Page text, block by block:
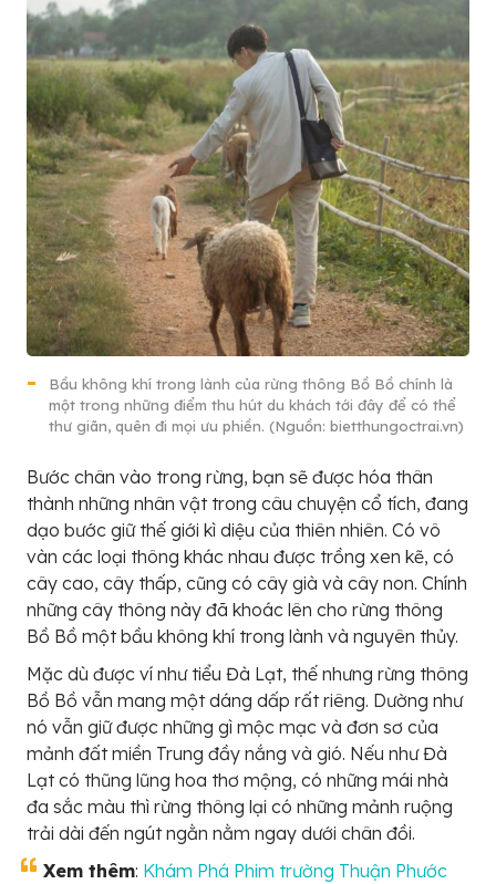
Bầu không khí trong lành của rừng thông Bồ Bồ chính là
một trong những điểm thu hút du khách tới đây để có thể
thư giãn, quên đi mọi ưu phiền. (Nguồn: bietthungoctrai.vn)
Bước chân vào trong rừng, bạn sẽ được hóa thân
thành những nhân vật trong câu chuyện cổ tích, đang
dạo bước giữ thế giới kì diệu của thiên nhiên. Có vô
vàn các loại thông khác nhau được trồng xen kẽ, có
cây cao, cây thấp, cũng có cây già và cây non. Chính
những cây thông này đã khoác lên cho rừng thông
Bồ Bồ một bầu không khí trong lành và nguyên thủy.
Mặc dù được ví như tiểu Đà Lạt, thế nhưng rừng thông
Bồ Bồ vẫn mang một dáng dấp rất riêng. Dường như
nó vẫn giữ được những gì mộc mạc và đơn sơ của
mảnh đất miền Trung đầy nắng và gió. Nếu như Đà
Lạt có thũng lũng hoa thơ mộng, có những mái nhà
đa sắc màu thì rừng thông lại có những mảnh ruộng
trải dài đến ngút ngằn nằm ngay dưới chân đồi.
Xem thêm: Khám Phá Phim trường Thuận Phước